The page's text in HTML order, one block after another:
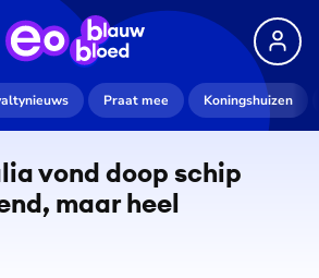
Praat mee Koningshuizen
vond doop schip
maar heel